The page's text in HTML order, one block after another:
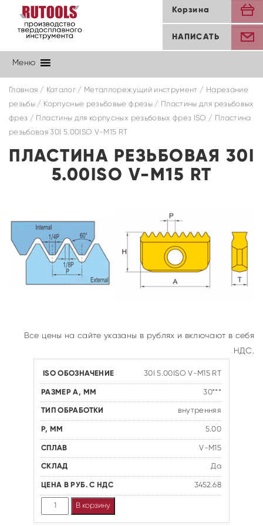
Корзина
НАПИСАТЬ
Меню
Главная / Каталог/ Металлорежущий инструмент / Нарезание
резьбы / Корпусные резьбовые фрезы/ Пластины для резьбовых
фрез / Пластины для корпусных резьбовых фрез ISO / Пластина
резьбовая 30I 5.00ISO V-M15 RT
ПЛАСТИНА РЕЗЬБОВАЯ 30I
5.00ISO V-M15 RT
Все цены на сайте указаны в рублях и включают в себя
НДС.
30I 5.00ISO V-M15 RT
30***
внутренняя
5.00
V-M15
Да
3452.68
КоличествоВ корзину